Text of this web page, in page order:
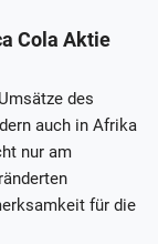
Cola Aktie
des
auch in Afrika
nur am
für die